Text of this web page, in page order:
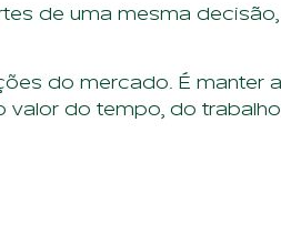
de uma mesma
do mercado. É manter
do tempo, do